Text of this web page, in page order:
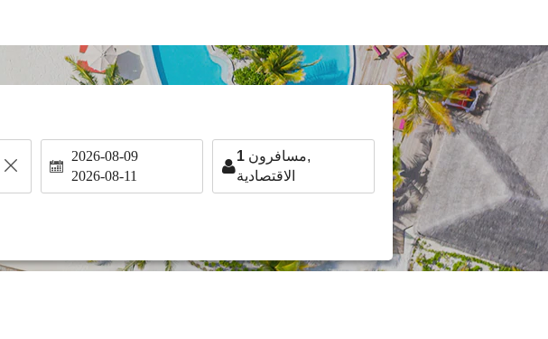
2026-08-09
2026-08-11
1
مسافرون,
الاقتصادية